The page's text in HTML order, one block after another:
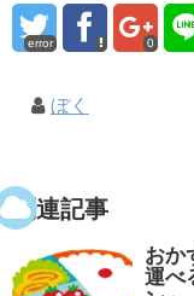
error 0
ぼく
関連記事
おか
運べ